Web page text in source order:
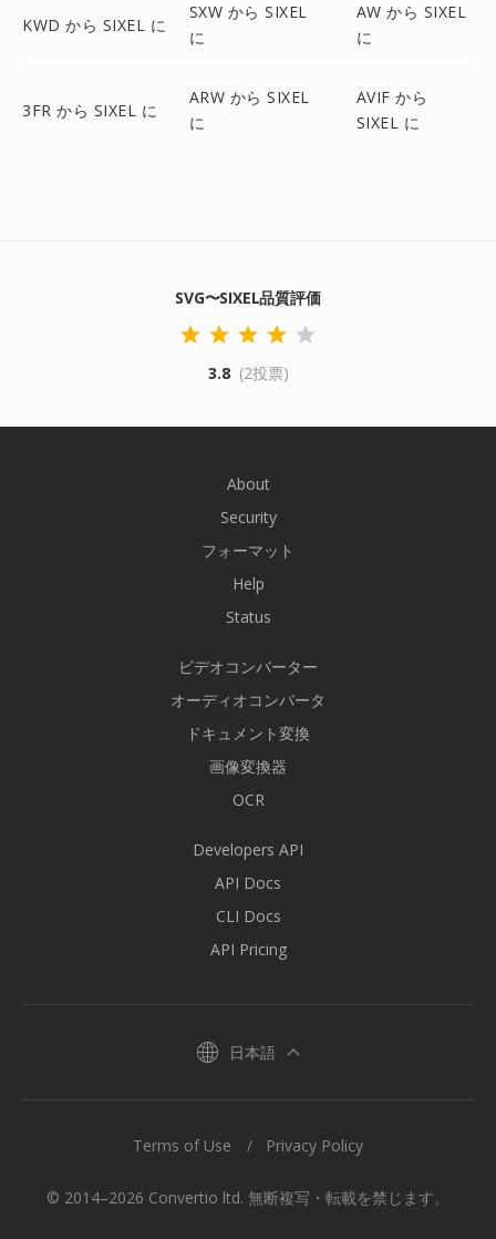
KWD から SIXEL に
SXW から SIXEL
に
AW から SIXEL
に
3FR から SIXEL に
ARW から SIXEL
に
AVIF から
SIXEL に
SVG〜SIXEL品質評価
3.8 (2投票)
About
Security
フォーマット
Help
Status
ビデオコンバーター
オーディオコンバータ
ドキュメント変換
画像変換器
OCR
Developers API
API Docs
CLI Docs
API Pricing
日本語
© 2014–2026 Convertio ltd. 無断複写・転載を禁じます。
Terms of Use Privacy Policy